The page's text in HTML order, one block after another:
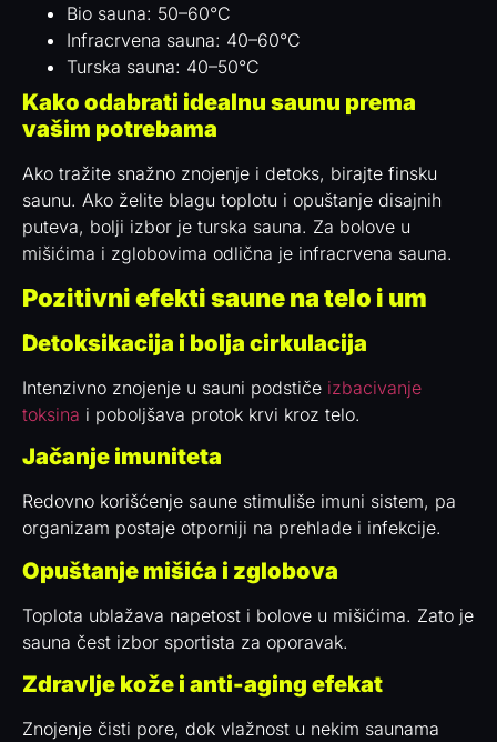
Bio sauna: 50–60°C
Infracrvena sauna: 40–60°C
Turska sauna: 40–50°C
Kako odabrati idealnu saunu prema
vašim potrebama
Ako tražite snažno znojenje i detoks, birajte finsku
saunu. Ako želite blagu toplotu i opuštanje disajnih
puteva, bolji izbor je turska sauna. Za bolove u
mišićima i zglobovima odlična je infracrvena sauna.
Pozitivni efekti saune na telo i um
Detoksikacija i bolja cirkulacija
Intenzivno znojenje u sauni podstiče izbacivanje
toksina i poboljšava protok krvi kroz telo.
Jačanje imuniteta
Redovno korišćenje saune stimuliše imuni sistem, pa
organizam postaje otporniji na prehlade i infekcije.
Opuštanje mišića i zglobova
Toplota ublažava napetost i bolove u mišićima. Zato je
sauna čest izbor sportista za oporavak.
Zdravlje kože i anti-aging efekat
Znojenje čisti pore, dok vlažnost u nekim saunama